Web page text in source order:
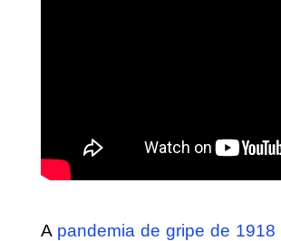
A pandemia de gripe de 1918